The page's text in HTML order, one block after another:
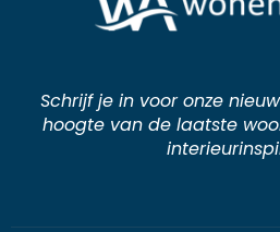
Schrijf je in voor onze
hoogte van de laatste